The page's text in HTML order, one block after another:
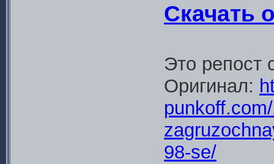
Скачать
Это репост
Оригинал:
98-se/